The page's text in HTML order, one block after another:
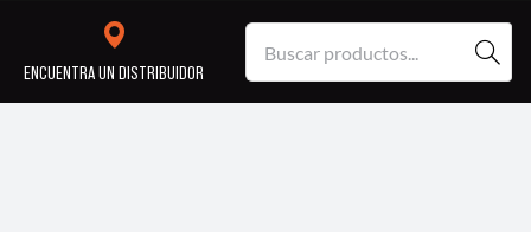
ENCUENTRA UN DISTRIBUIDOR